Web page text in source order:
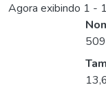
Agora exibindo 1 -